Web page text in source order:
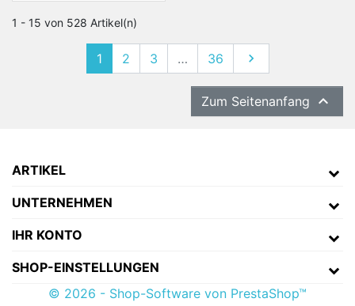
1 - 15 von 528 Artikel(n)
1 2 3 … 36 Weiter

Zum Seitenanfang 
ARTIKEL
UNTERNEHMEN
IHR KONTO
SHOP-EINSTELLUNGEN
© 2026 - Shop-Software von PrestaShop™